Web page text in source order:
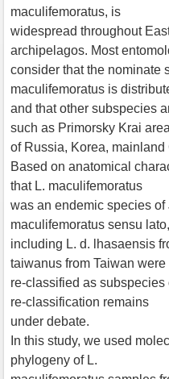
maculifemoratus, is
widespread throughout
archipelagos. Most
consider that the nominate
maculifemoratus is
and that other subspecies
such as Primorsky Krai area
of Russia, Korea, mainland
Based on anatomical
that L. maculifemoratus
was an endemic species
maculifemoratus sensu lato,
including L. d. lhasaensis
taiwanus from Taiwan were
re-classified as
re-classification remains
under debate.
In this study, we used
phylogeny of L.